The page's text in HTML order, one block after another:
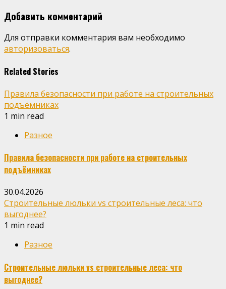
Добавить комментарий
Для отправки комментария вам необходимо
авторизоваться.
Related Stories
Правила безопасности при работе на строительных
подъёмниках
1 min read
Разное
Правила безопасности при работе на строительных
подъёмниках
30.04.2026
Строительные люльки vs строительные леса: что
выгоднее?
1 min read
Разное
Строительные люльки vs строительные леса: что
выгоднее?